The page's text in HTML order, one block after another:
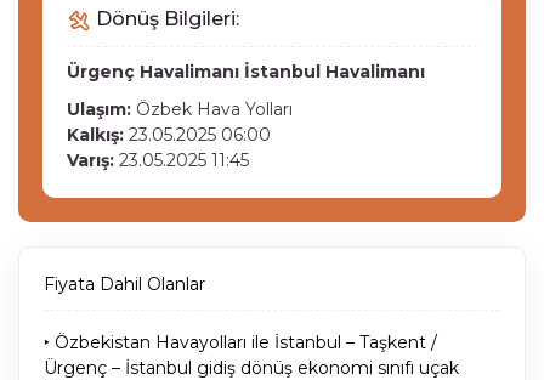
Dönüş Bilgileri:
Ürgenç Havalimanı İstanbul Havalimanı
Ulaşım: Özbek Hava Yolları
Kalkış: 23.05.2025 06:00
Varış: 23.05.2025 11:45
Fiyata Dahil Olanlar
‣ Özbekistan Havayolları ile İstanbul – Taşkent /
Ürgenç – İstanbul gidiş dönüş ekonomi sınıfı uçak